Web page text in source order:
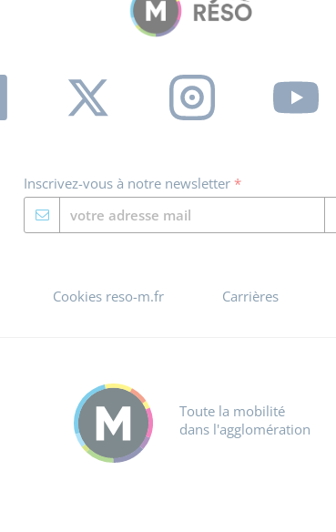
Inscrivez-vous à notre newsletter *
Cookies reso-m.fr Carrières
Toute la mobilité
dans l'agglomération